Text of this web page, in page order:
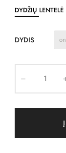
DYDŽIŲ LENTELĖ
DYDIS